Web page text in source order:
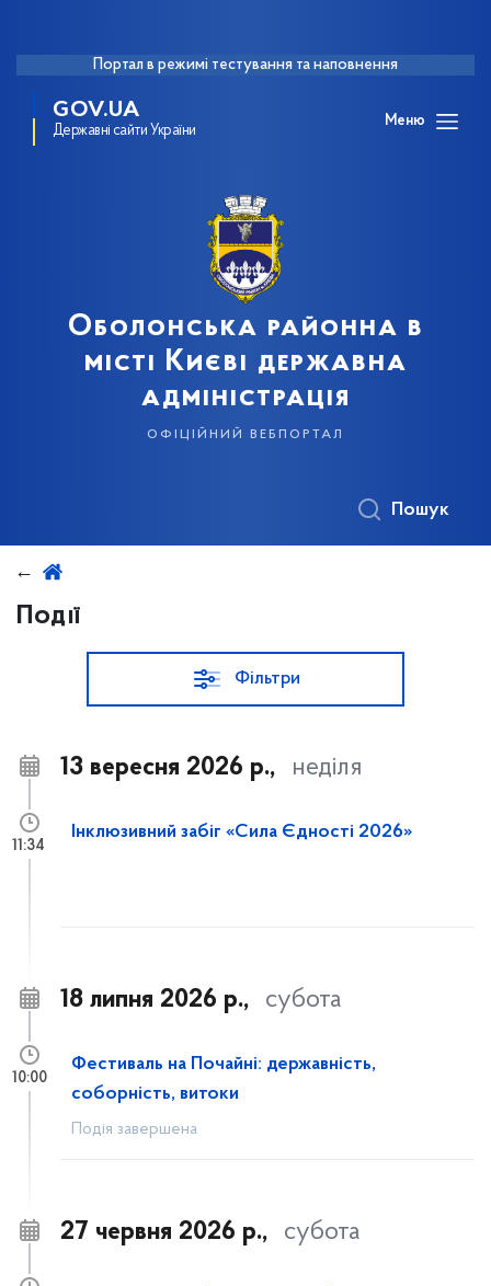
Портал в режимі тестування та наповнення
GOV.UA
Державні сайти України
Меню
Оболонська районна в
місті Києві державна
адміністрація
офіційний вебпортал
Пошук
Події
Фільтри
13 вересня 2026 р., неділя
Iнклюзивний забіг «Сила Єдності 2026»
11:34
18 липня 2026 р., субота
Фестиваль на Почайні: державність,
соборність, витоки
Подія завершена
10:00
27 червня 2026 р., субота